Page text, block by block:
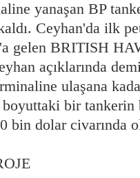
yanaşan BP
Ceyhan'da ilk
gelen BRITISH
açıklarında
ulaşana
bir tankerin
bin dolar civarında